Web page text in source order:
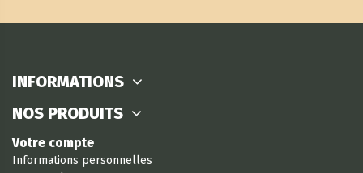
INFORMATIONS
NOS PRODUITS
Votre compte
Informations personnelles